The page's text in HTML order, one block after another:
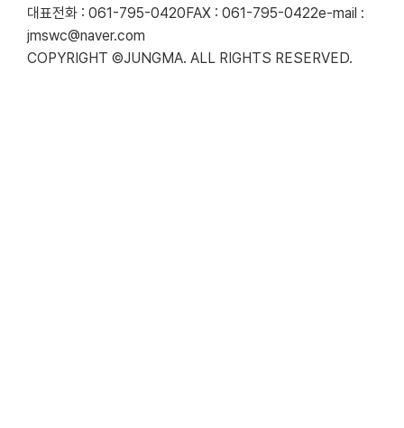
대표전화 : 061-795-0420FAX : 061-795-0422e-mail :
jmswc@naver.com
COPYRIGHT ©JUNGMA. ALL RIGHTS RESERVED.